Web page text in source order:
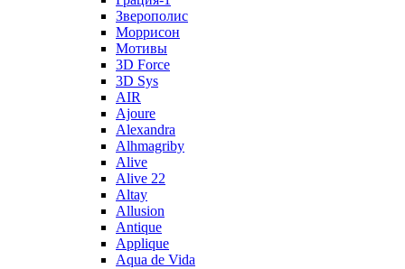
Зверополис
Моррисон
Мотивы
3D Force
3D Sys
AIR
Ajoure
Alexandra
Alhmagriby
Alive
Alive 22
Altay
Allusion
Antique
Applique
Aqua de Vida